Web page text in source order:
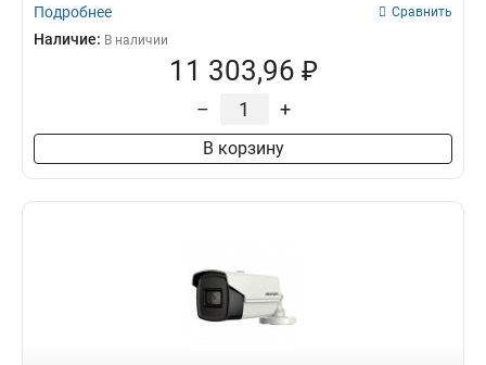
Подробнее Сравнить
Наличие: В наличии
11 303,96 ₽
– +
В корзину